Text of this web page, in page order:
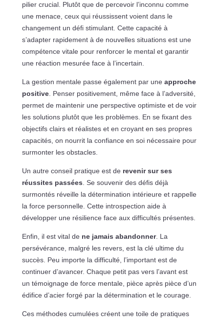
pilier crucial. Plutôt que de percevoir l’inconnu comme
une menace, ceux qui réussissent voient dans le
changement un défi stimulant. Cette capacité à
s’adapter rapidement à de nouvelles situations est une
compétence vitale pour renforcer le mental et garantir
une réaction mesurée face à l’incertain.
La gestion mentale passe également par une approche
positive. Penser positivement, même face à l’adversité,
permet de maintenir une perspective optimiste et de voir
les solutions plutôt que les problèmes. En se fixant des
objectifs clairs et réalistes et en croyant en ses propres
capacités, on nourrit la confiance en soi nécessaire pour
surmonter les obstacles.
Un autre conseil pratique est de revenir sur ses
réussites passées. Se souvenir des défis déjà
surmontés réveille la détermination intérieure et rappelle
la force personnelle. Cette introspection aide à
développer une résilience face aux difficultés présentes.
Enfin, il est vital de ne jamais abandonner. La
persévérance, malgré les revers, est la clé ultime du
succès. Peu importe la difficulté, l’important est de
continuer d’avancer. Chaque petit pas vers l’avant est
un témoignage de force mentale, pièce après pièce d’un
édifice d’acier forgé par la détermination et le courage.
Ces méthodes cumulées créent une toile de pratiques